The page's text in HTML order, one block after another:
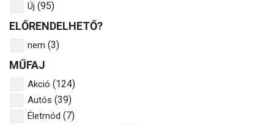
Új (95)
ELŐRENDELHETŐ?
nem (3)
MŰFAJ
Akció (124)
Autós (39)
Életmód (7)